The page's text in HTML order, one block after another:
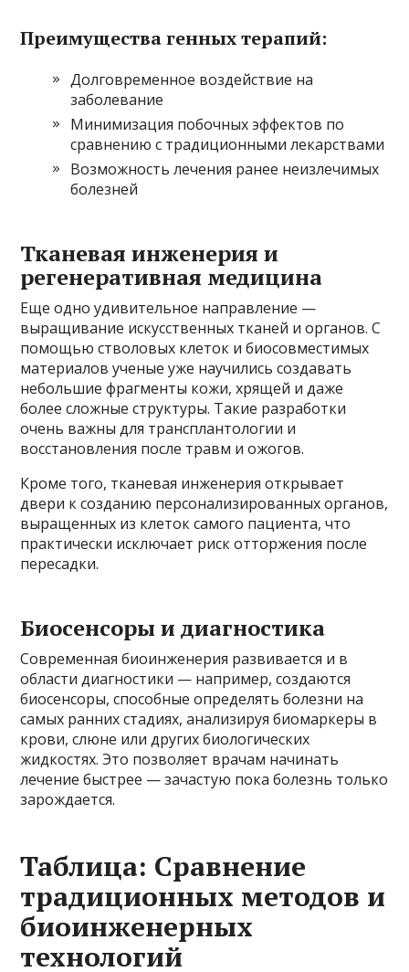
Преимущества генных терапий:
Долговременное воздействие на
заболевание
Минимизация побочных эффектов по
сравнению с традиционными лекарствами
Возможность лечения ранее неизлечимых
болезней
Тканевая инженерия и
регенеративная медицина
Еще одно удивительное направление —
выращивание искусственных тканей и органов. С
помощью стволовых клеток и биосовместимых
материалов ученые уже научились создавать
небольшие фрагменты кожи, хрящей и даже
более сложные структуры. Такие разработки
очень важны для трансплантологии и
восстановления после травм и ожогов.
Кроме того, тканевая инженерия открывает
двери к созданию персонализированных органов,
выращенных из клеток самого пациента, что
практически исключает риск отторжения после
пересадки.
Биосенсоры и диагностика
Современная биоинженерия развивается и в
области диагностики — например, создаются
биосенсоры, способные определять болезни на
самых ранних стадиях, анализируя биомаркеры в
крови, слюне или других биологических
жидкостях. Это позволяет врачам начинать
лечение быстрее — зачастую пока болезнь только
зарождается.
Таблица: Сравнение
традиционных методов и
биоинженерных
технологий